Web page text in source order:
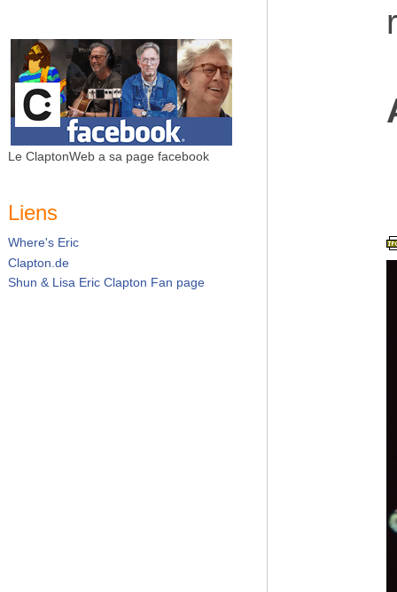
Le ClaptonWeb a sa page facebook
Liens
Where's Eric
Clapton.de
Shun & Lisa Eric Clapton Fan page